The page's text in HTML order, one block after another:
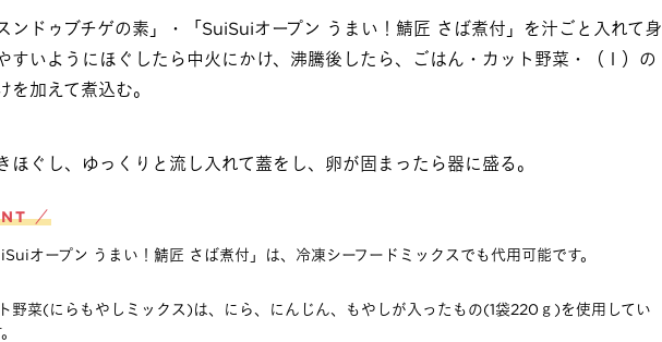
ンドゥブチゲの素」・「SuiSuiオープン うまい！鯖匠 さば煮付」を汁ごと入れて身
すいようにほぐしたら中火にかけ、沸騰後したら、ごはん・カット野菜・（１）の
を加えて煮込む。
ほぐし、ゆっくりと流し入れて蓋をし、卵が固まったら器に盛る。
／
オープン うまい！鯖匠 さば煮付」は、冷凍シーフードミックスでも代用可能です。
野菜(にらもやしミックス)は、にら、にんじん、もやしが入ったもの(1袋220ｇ)を使用してい